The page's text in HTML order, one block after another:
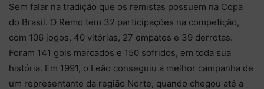
Sem falar na tradição que os remistas possuem na Copa
do Brasil. O Remo tem 32 participações na competição,
com 106 jogos, 40 vitórias, 27 empates e 39 derrotas.
Foram 141 gols marcados e 150 sofridos, em toda sua
história. Em 1991, o Leão conseguiu a melhor campanha de
um representante da região Norte, quando chegou até a